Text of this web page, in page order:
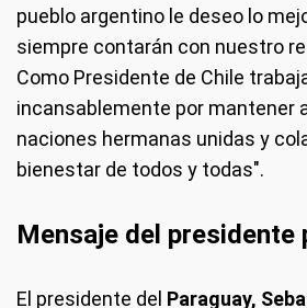
pueblo argentino le deseo lo
siempre contarán con nuestro
Como Presidente de Chile
incansablemente por mantener
naciones hermanas unidas y
bienestar de todos y todas".
Mensaje del presidente
El presidente del Paraguay,